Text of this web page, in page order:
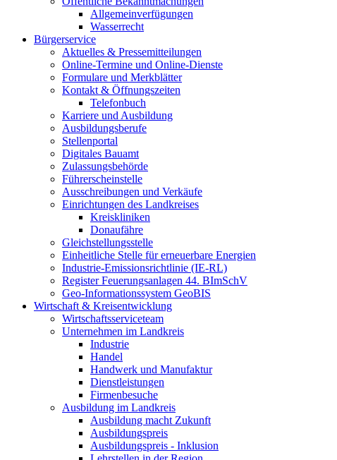
Allgemeinverfügungen
Wasserrecht
Bürgerservice
Aktuelles & Pressemitteilungen
Online-Termine und Online-Dienste
Formulare und Merkblätter
Kontakt & Öffnungszeiten
Telefonbuch
Karriere und Ausbildung
Ausbildungsberufe
Stellenportal
Digitales Bauamt
Zulassungsbehörde
Führerscheinstelle
Ausschreibungen und Verkäufe
Einrichtungen des Landkreises
Kreiskliniken
Donaufähre
Gleichstellungsstelle
Einheitliche Stelle für erneuerbare Energien
Industrie-Emissionsrichtlinie (IE-RL)
Register Feuerungsanlagen 44. BImSchV
Geo-Informationssystem GeoBIS
Wirtschaft & Kreisentwicklung
Wirtschaftsserviceteam
Unternehmen im Landkreis
Industrie
Handel
Handwerk und Manufaktur
Dienstleistungen
Firmenbesuche
Ausbildung im Landkreis
Ausbildung macht Zukunft
Ausbildungspreis
Ausbildungspreis - Inklusion